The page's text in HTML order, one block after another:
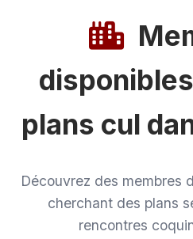
plans cul
Découvrez des membres
cherchant des plans
rencontres